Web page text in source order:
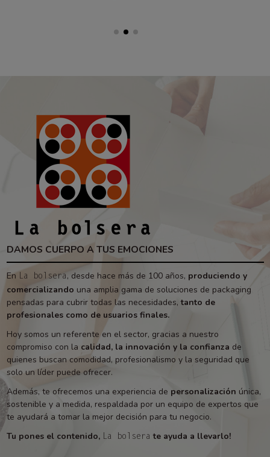
DAMOS CUERPO A TUS EMOCIONES
En La bolsera, desde hace más de 100 años, produciendo y
comercializando una amplia gama de soluciones de packaging
pensadas para cubrir todas las necesidades, tanto de
profesionales como de usuarios finales.
Hoy somos un referente en el sector, gracias a nuestro
compromiso con la calidad, la innovación y la confianza de
quienes buscan comodidad, profesionalismo y la seguridad que
solo un líder puede ofrecer.
Además, te ofrecemos una experiencia de personalización única,
sostenible y a medida, respaldada por un equipo de expertos que
te ayudará a tomar la mejor decisión para tu negocio.
Tu pones el contenido, La bolsera te ayuda a llevarlo!